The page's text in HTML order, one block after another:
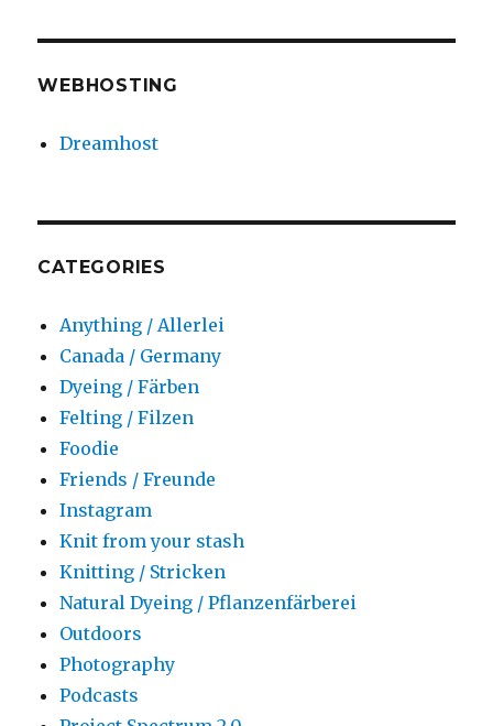
WEBHOSTING
Dreamhost
CATEGORIES
Anything / Allerlei
Canada / Germany
Dyeing / Färben
Felting / Filzen
Foodie
Friends / Freunde
Instagram
Knit from your stash
Knitting / Stricken
Natural Dyeing / Pflanzenfärberei
Outdoors
Photography
Podcasts